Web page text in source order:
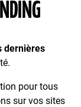
dernières
pour tous
sur vos sites